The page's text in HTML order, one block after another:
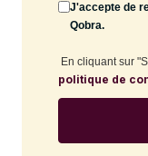
J'accepte de
Qobra.
En cliquant sur
politique de